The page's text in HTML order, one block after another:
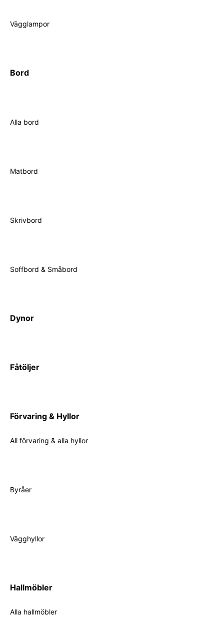
Vägglampor
Bord
Alla bord
Matbord
Skrivbord
Soffbord & Småbord
Dynor
Fåtöljer
Förvaring & Hyllor
All förvaring & alla hyllor
Byråer
Vägghyllor
Hallmöbler
Alla hallmöbler